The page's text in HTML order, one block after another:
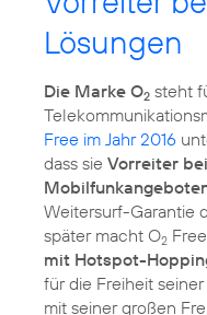
Lösungen
Die Marke O2 steht
Free im Jahr 2016
dass sie Vorreiter
Weitersurf-Garantie
später macht O2
mit Hotspot-
für die Freiheit
mit seiner großen